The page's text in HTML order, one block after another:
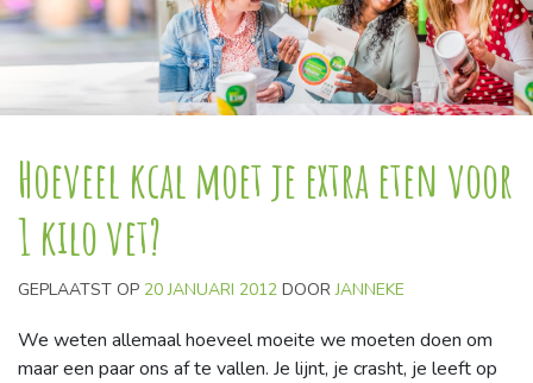
Hoeveel kcal moet je extra eten voor
1 kilo vet?
GEPLAATST OP 20 JANUARI 2012 DOORJANNEKE
We weten allemaal hoeveel moeite we moeten doen om
maar een paar ons af te vallen. Je lijnt, je crasht, je leeft op